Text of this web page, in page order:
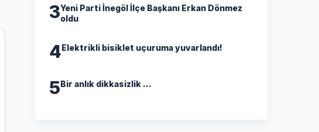
3Yeni Parti İnegöl İlçe Başkanı Erkan Dönmez
oldu
4Elektrikli bisiklet uçuruma yuvarlandı!
5Bir anlık dikkasizlik ...